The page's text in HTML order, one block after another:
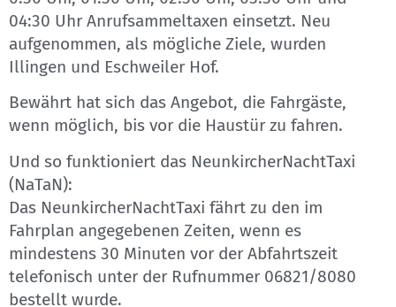
04:30 Uhr Anrufsammeltaxen einsetzt. Neu
aufgenommen, als mögliche Ziele, wurden
Illingen und Eschweiler Hof.
Bewährt hat sich das Angebot, die Fahrgäste,
wenn möglich, bis vor die Haustür zu fahren.
Und so funktioniert das NeunkircherNachtTaxi
(NaTaN):
Das NeunkircherNachtTaxi fährt zu den im
Fahrplan angegebenen Zeiten, wenn es
mindestens 30 Minuten vor der Abfahrtszeit
telefonisch unter der Rufnummer 06821/8080
bestellt wurde.